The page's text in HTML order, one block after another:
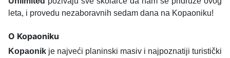
leta, i provedu nezaboravnih sedam dana na Kopaoniku!
O Kopaoniku
Kopaonik je najveći planinski masiv i najpoznatiji turistički